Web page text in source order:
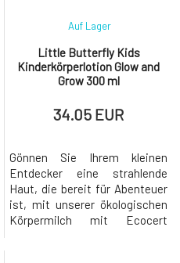
Little Butterfly Kids
Kinderkörperlotion Glow and
Grow 300 ml
Auf Lager
34.05 EUR
Gönnen Sie Ihrem kleinen
Entdecker eine strahlende
Haut, die bereit für Abenteuer
ist, mit unserer ökologischen
Körpermilch mit Ecocert